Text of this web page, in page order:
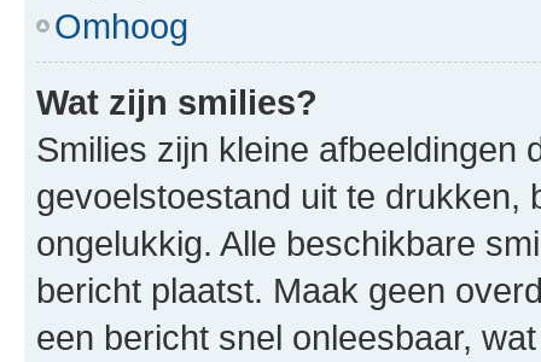
Omhoog
Wat zijn smilies?
Smilies zijn kleine afbeeldingen
gevoelstoestand uit te drukken,
ongelukkig. Alle beschikbare
bericht plaatst. Maak geen
een bericht snel onleesbaar,